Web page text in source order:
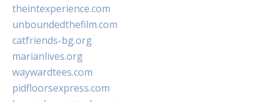
theintexperience.com
unboundedthefilm.com
catfriends-bg.org
marianlives.org
waywardtees.com
pidfloorsexpress.com